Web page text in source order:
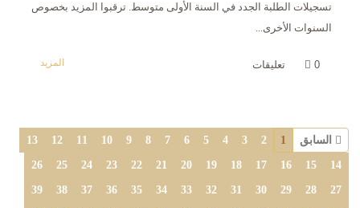
تسجيلات الطلبة الجدد في السنة الأولى متوسط. ترقبوا المزيد بخصوص
السنوات الأخرى...
المزيد 0 تعليقات
السابق 1
2
3
4
5
6
7
8
9
10
11
12
13
14
15
16
17
18
19
20
21
22
23
24
25
26
27
28
29
30
31
32
33
34
35
36
37
38
39